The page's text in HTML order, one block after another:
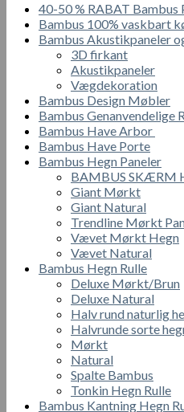
40-50 % RABAT
Bambus 100% vaskbart
Bambus Akustikpaneler
3D firkant
Akustikpaneler
Vægdekoration
Bambus Design Møbler
Bambus Genanvendelige
Bambus Have Arbor
Bambus Have Porte
Bambus Hegn Paneler
BAMBUS SKÆRM
Giant Mørkt
Giant Natural
Trendline Mørkt
Vævet Mørkt Hegn
Vævet Natural
Bambus Hegn Rulle
Deluxe Mørkt/Brun
Deluxe Natural
Halv rund naturlig
Halvrunde sorte
Mørkt
Natural
Spalte Bambus
Tonkin Hegn Rulle
Bambus Kantning Hegn